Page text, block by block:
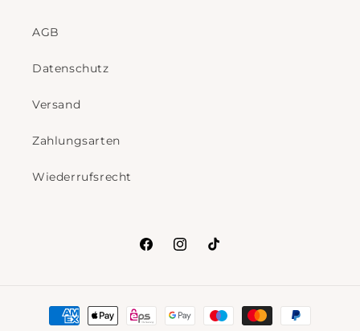
AGB
Datenschutz
Versand
Zahlungsarten
Wiederrufsrecht
FacebookInstagram
TikTok
Zahlungsmethoden